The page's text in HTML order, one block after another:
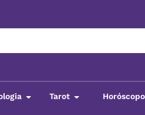
Tarot Horóscopo